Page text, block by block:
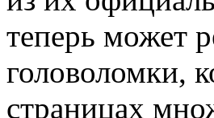
теперь может
головоломки,
страницах